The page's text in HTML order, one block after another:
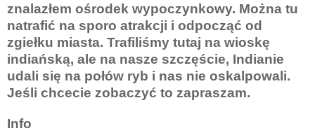
znalazłem ośrodek wypoczynkowy. Można tu
natrafić na sporo atrakcji i odpocząć od
zgiełku miasta. Trafiliśmy tutaj na wioskę
indiańską, ale na nasze szczęście, Indianie
udali się na połów ryb i nas nie oskalpowali.
Jeśli chcecie zobaczyć to zapraszam.
Info